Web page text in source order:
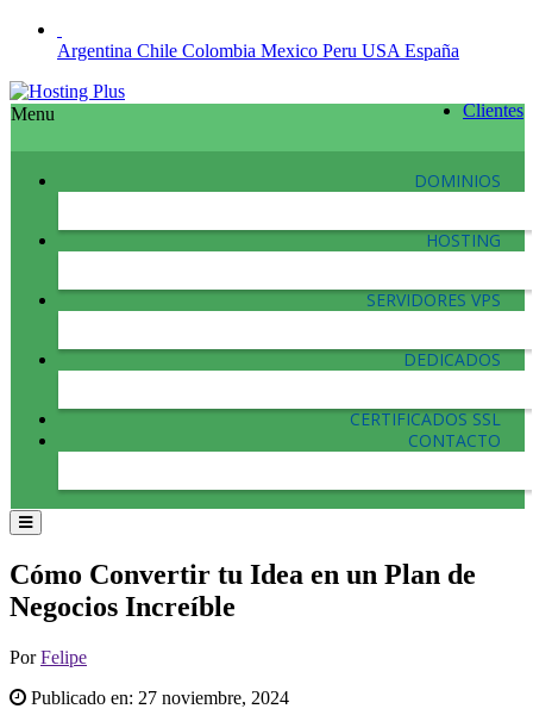
Argentina Chile Colombia Mexico Peru USA España
Clientes
Menu
DOMINIOS
HOSTING
SERVIDORES VPS
DEDICADOS
CERTIFICADOS SSL
CONTACTO
Cómo Convertir tu Idea en un Plan de
Negocios Increíble
PorFelipe
Publicado en: 27 noviembre, 2024